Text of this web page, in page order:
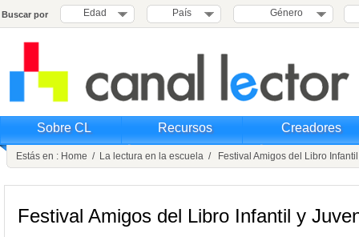
Buscar por Edad País Género
Sobre CL Recursos Creadores
Estás en : Home / La lectura en la escuela / Festival Amigos del Libro
Festival Amigos del Libro Infantil y